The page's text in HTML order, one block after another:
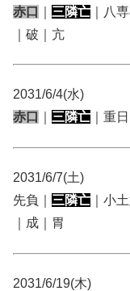
赤口 三隣亡 ｜八
｜破｜亢
2031/6/4(水)
赤口
三隣亡 ｜重
2031/6/7(土)
先負｜ 三隣亡 ｜小
｜成｜胃
2031/6/19(木)